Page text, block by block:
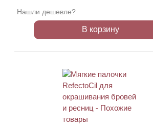
Нашли дешевле?
В корзину